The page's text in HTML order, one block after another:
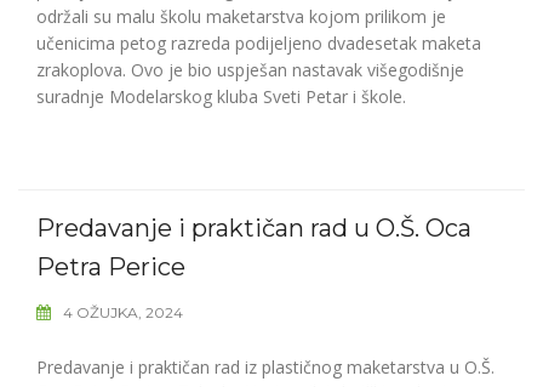
održali su malu školu maketarstva kojom prilikom je
učenicima petog razreda podijeljeno dvadesetak maketa
zrakoplova. Ovo je bio uspješan nastavak višegodišnje
suradnje Modelarskog kluba Sveti Petar i škole.
Predavanje i praktičan rad u O.Š. Oca
Petra Perice
4 OŽUJKA, 2024
Predavanje i praktičan rad iz plastičnog maketarstva u O.Š.